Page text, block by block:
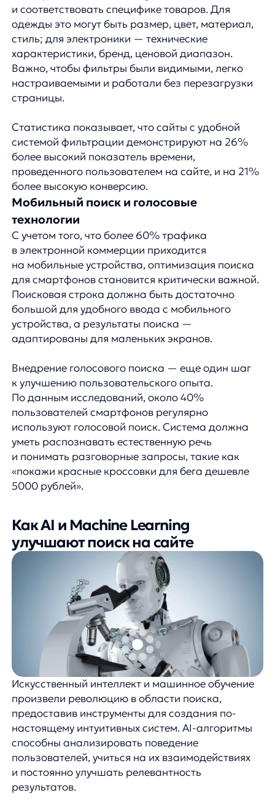
Искусственный интеллект и машинное обучение
произвели революцию в области поиска,
предоставив инструменты для создания по-
способны анализировать поведение
пользователей, учиться на их взаимодействиях
и постоянно улучшать релевантность
результатов.
Одно из главных преимуществ AI — способность
понимать контекст запроса. Например, если
система может определить, что важными
параметрами являются вес устройства, время
автономной работы и производительность
в офисных приложениях, а не игровые
характеристики.
Машинное обучение также позволяет системе
автоматически исправлять ошибки и опечатки,
основываясь на анализе миллионов
предыдущих запросов. Система учится
наиболее вероятные исправления.
Крупные интернет-магазины, внедрившие AI-
поиск, отмечают увеличение конверсии
на 30−45% и рост среднего чека на 15−20%. Это
объясняется тем, что пользователи быстрее
находят нужные товары и с большей
вероятностью добавляют в корзину
сопутствующие продукты, предложенные
системой.
решение для улучшения поиска
на сайте
AnyQueryпредставляет собой комплексное
решение для оптимизации поиска,
объединяющее все вышеперечисленные
технологии в единой, легко интегрируемой
платформе. Система использует передовые
алгоритмы искусственного интеллекта для
обеспечения максимально релевантных
результатов и интуитивного пользовательского
Ключевые преимущества AnyQuery включают:
Интеллектуальное автозаполнение
и подсказки,которые адаптируются
к поведению пользователей и сезонным
трендам.
Продвинутое исправление ошибок,
позволяющее находить нужные товары даже
при наличии опечаток, ошибок раскладки
или использовании синонимов.
Персонализированные результаты поиска,